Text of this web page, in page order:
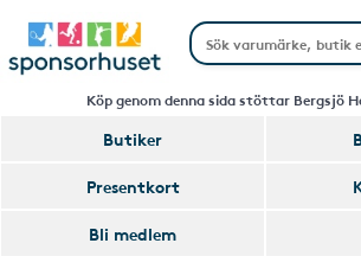
Köp genom denna sida stöttar Bergsjö
Butiker
Presentkort
Bli medlem